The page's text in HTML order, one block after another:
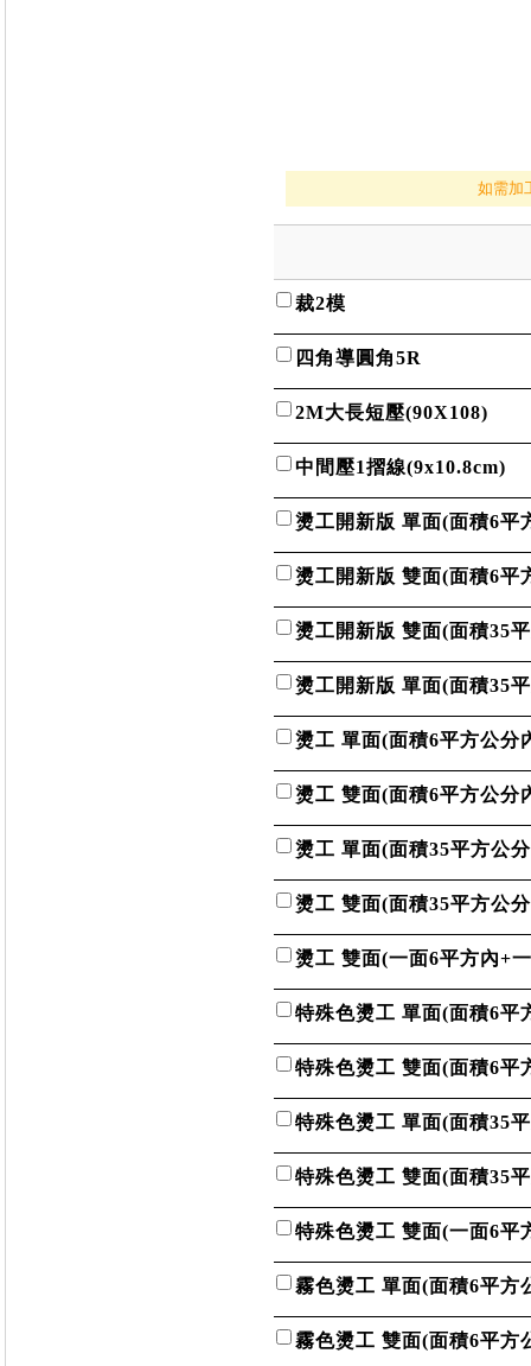
如需加
裁2模
四角導圓角5R
2M大長短壓(90X108)
中間壓1摺線(9x10.8cm)
燙工開新版 單面(面積6平
燙工開新版 雙面(面積6平
燙工開新版 雙面(面積35
燙工開新版 單面(面積35
燙工 單面(面積6平方公分
燙工 雙面(面積6平方公分
燙工 單面(面積35平方公
燙工 雙面(面積35平方公
燙工 雙面(一面6平方內+
特殊色燙工 單面(面積6平
特殊色燙工 雙面(面積6平
特殊色燙工 單面(面積35
特殊色燙工 雙面(面積35
特殊色燙工 雙面(一面6平
霧色燙工 單面(面積6平方
霧色燙工 雙面(面積6平方